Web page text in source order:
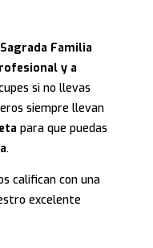
Familia
y a
si no llevas
siempre llevan
para que puedas
.
califican con una
excelente